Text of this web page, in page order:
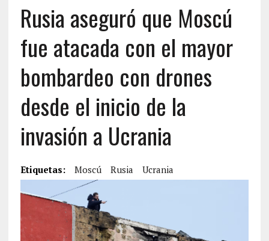
Rusia aseguró que Moscú
fue atacada con el mayor
bombardeo con drones
desde el inicio de la
invasión a Ucrania
Etiquetas: Moscú Rusia Ucrania